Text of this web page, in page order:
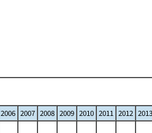
2006 2007 2008 2009 2010 2011 2012 2013